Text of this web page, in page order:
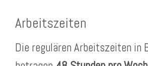
Arbeitszeiten
Die regulären Arbeitszeiten in